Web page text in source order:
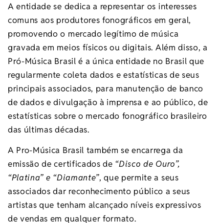
A entidade se dedica a representar os interesses
comuns aos produtores fonográficos em geral,
promovendo o mercado legítimo de música
gravada em meios físicos ou digitais. Além disso, a
Pró-Música Brasil é a única entidade no Brasil que
regularmente coleta dados e estatísticas de seus
principais associados, para manutenção de banco
de dados e divulgação à imprensa e ao público, de
estatísticas sobre o mercado fonográfico brasileiro
das últimas décadas.
A Pro-Música Brasil também se encarrega da
emissão de certificados de “Disco de Ouro”,
“Platina” e “Diamante”, que permite a seus
associados dar reconhecimento público a seus
artistas que tenham alcançado níveis expressivos
de vendas em qualquer formato.